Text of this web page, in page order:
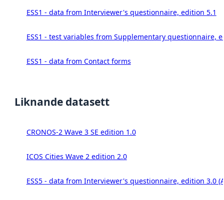
ESS1 - data from Interviewer's questionnaire, edition 5.1
ESS1 - test variables from Supplementary questionnaire,
ESS1 - data from Contact forms
Liknande datasett
CRONOS-2 Wave 3 SE edition 1.0
ICOS Cities Wave 2 edition 2.0
ESS5 - data from Interviewer's questionnaire, edition 3.0